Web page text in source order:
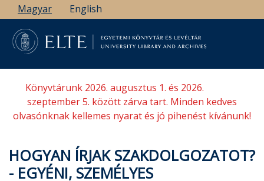
Ugrás
a
tartalomra
Magyar English
Könyvtárunk 2026. augusztus 1. és 2026.
szeptember 5. között zárva tart. Minden kedves
olvasónknak kellemes nyarat és jó pihenést kívánunk!
HOGYAN ÍRJAK SZAKDOLGOZATOT?
- EGYÉNI, SZEMÉLYES